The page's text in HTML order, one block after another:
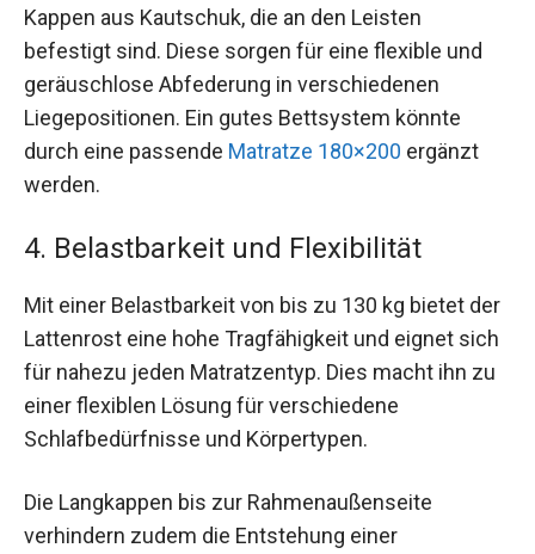
Kappen aus Kautschuk, die an den Leisten
befestigt sind. Diese sorgen für eine flexible und
geräuschlose Abfederung in verschiedenen
Liegepositionen. Ein gutes Bettsystem könnte
durch eine passende Matratze 180×200 ergänzt
werden.
4. Belastbarkeit und Flexibilität
Mit einer Belastbarkeit von bis zu 130 kg bietet der
Lattenrost eine hohe Tragfähigkeit und eignet sich
für nahezu jeden Matratzentyp. Dies macht ihn zu
einer flexiblen Lösung für verschiedene
Schlafbedürfnisse und Körpertypen.
Die Langkappen bis zur Rahmenaußenseite
verhindern zudem die Entstehung einer